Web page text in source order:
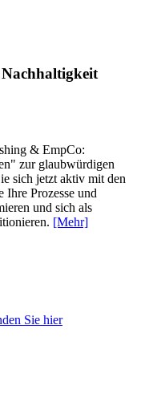
& EmpCo:
zur glaubwürdigen
sich jetzt aktiv mit den
Ihre Prozesse und
und sich als
[Mehr]
Sie hier